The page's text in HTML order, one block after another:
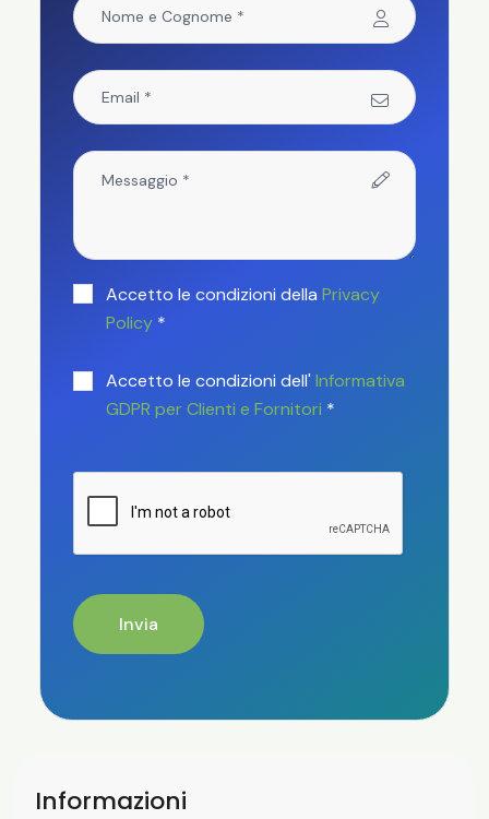
Accetto le condizioni della Privacy
Policy *
Accetto le condizioni dell' Informativa
GDPR per Clienti e Fornitori *
Invia
Informazioni